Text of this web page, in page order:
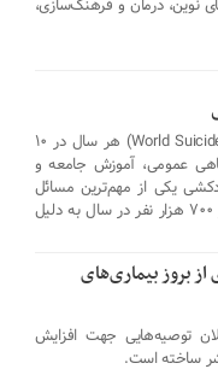
نوین، درمان و فرهنگ‌سازی،
روز جهانی پیشگیری از خودکشی (World Suicide Prevention Day) هر سال در ۱۰
عمومی، آموزش جامعه و
یکی از مهم‌ترین مسائل
بهداشت عمومی در جهان محسوب می‌شود و بیش از ۷۰۰ هزار نفر در سال به دلیل
بروز بیماری‌های
توصیه‌هایی جهت افزایش
ساخته است.